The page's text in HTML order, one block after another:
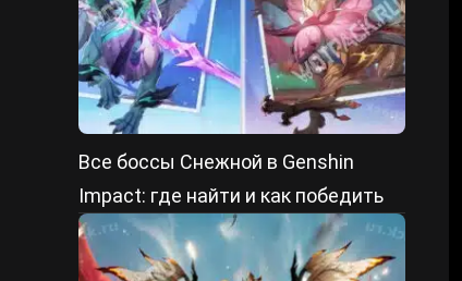
Все боссы Снежной в Genshin
Impact: где найти и как победить